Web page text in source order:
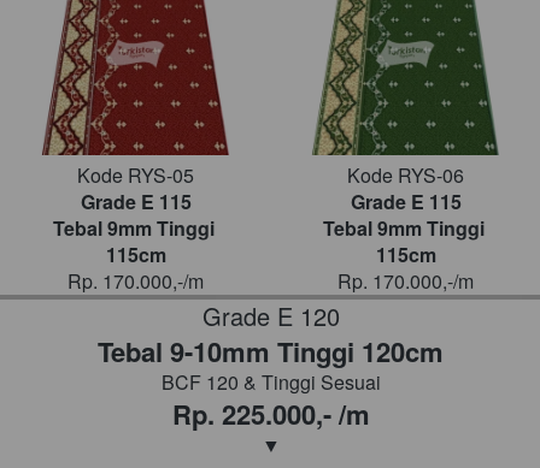
Kode RYS-05
Grade E 115
Tebal 9mm Tinggi
115cm
Rp. 170.000,-/m
Kode RYS-06
Grade E 115
Tebal 9mm Tinggi
115cm
Rp. 170.000,-/m
Grade E 120
Tebal 9-10mm Tinggi 120cm
BCF 120 & Tinggi Sesuai
Rp. 225.000,- /m
▼